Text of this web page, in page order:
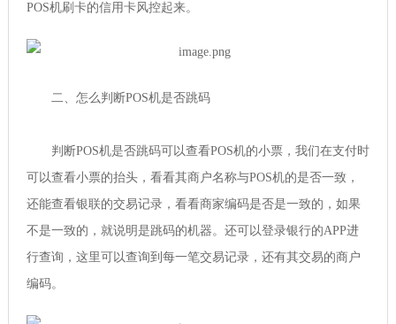
POS机刷卡的信用卡风控起来。
二、怎么判断POS机是否跳码
判断POS机是否跳码可以查看POS机的小票，我们在支付时
可以查看小票的抬头，看看其商户名称与POS机的是否一致，
还能查看银联的交易记录，看看商家编码是否是一致的，如果
不是一致的，就说明是跳码的机器。还可以登录银行的APP进
行查询，这里可以查询到每一笔交易记录，还有其交易的商户
编码。